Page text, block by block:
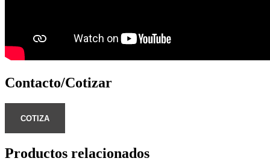
Contacto/Cotizar
COTIZA
Productos relacionados